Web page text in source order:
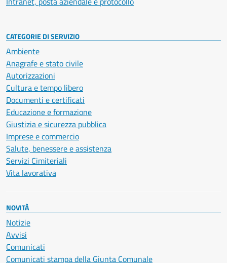
CATEGORIE DI SERVIZIO
Ambiente
Anagrafe e stato civile
Autorizzazioni
Cultura e tempo libero
Documenti e certificati
Educazione e formazione
Giustizia e sicurezza pubblica
Imprese e commercio
Salute, benessere e assistenza
Servizi Cimiteriali
Vita lavorativa
NOVITÀ
Notizie
Avvisi
Comunicati
Comunicati stampa della Giunta Comunale